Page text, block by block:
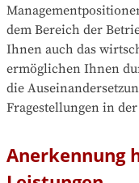
dem Bereich der
Ihnen auch das
ermöglichen Ihnen
die
Fragestellungen in
Anerkennung